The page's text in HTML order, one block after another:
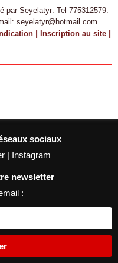
par Seyelatyr: Tel 775312579.
seyelatyr@hotmail.com
| Inscription au site |
sociaux
| Instagram
newsletter
: